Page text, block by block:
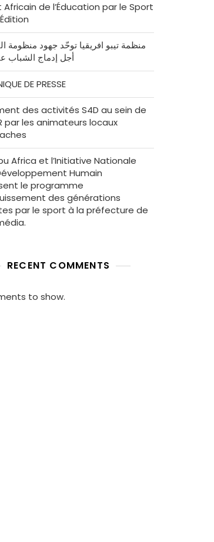
de l’Éducation par le Sport
منظمة تيبو افريقيا توحّد جهود منظومة
أجل إدماج الشباب
DE PRESSE
des activités S4D au sein de
par les animateurs locaux
Africa et l’Initiative Nationale
Humain
le programme
des générations
par le sport à la préfecture de
RECENT COMMENTS
to show.